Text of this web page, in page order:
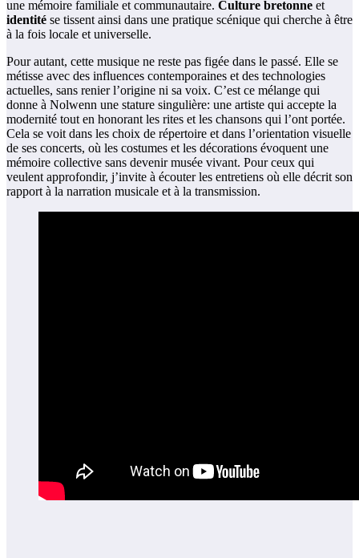
une mémoire familiale et communautaire. Culture bretonne et
identité se tissent ainsi dans une pratique scénique qui cherche à être
à la fois locale et universelle.
Pour autant, cette musique ne reste pas figée dans le passé. Elle se
métisse avec des influences contemporaines et des technologies
actuelles, sans renier l’origine ni sa voix. C’est ce mélange qui
donne à Nolwenn une stature singulière: une artiste qui accepte la
modernité tout en honorant les rites et les chansons qui l’ont portée.
Cela se voit dans les choix de répertoire et dans l’orientation visuelle
de ses concerts, où les costumes et les décorations évoquent une
mémoire collective sans devenir musée vivant. Pour ceux qui
veulent approfondir, j’invite à écouter les entretiens où elle décrit son
rapport à la narration musicale et à la transmission.